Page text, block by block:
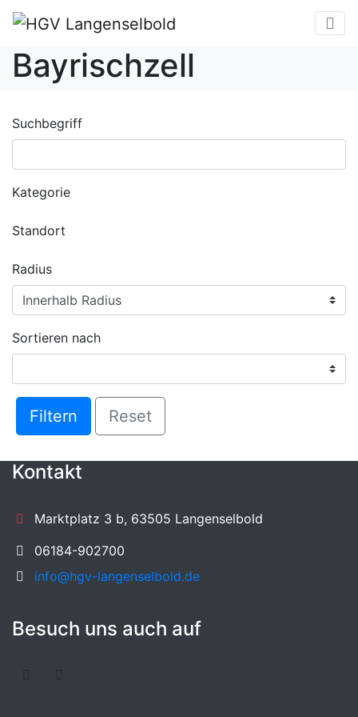
Bayrischzell
Suchbegriff
Kategorie
Standort
Radius
Sortieren nach
Filtern Reset
Kontakt
Marktplatz 3 b, 63505 Langenselbold
06184-902700
info@hgv-langenselbold.de
Besuch uns auch auf